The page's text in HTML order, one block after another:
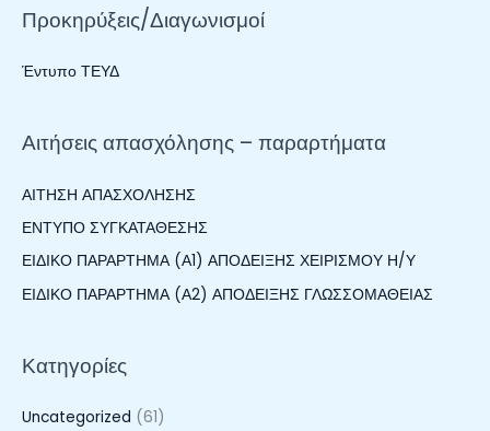
ζ
σ
γ
ι
α
:
Προκηρύξεις/Διαγωνισμοί
Έντυπο ΤΕΥΔ
Αιτήσεις απασχόλησης – παραρτήματα
ΑΙΤΗΣΗ ΑΠΑΣΧΟΛΗΣΗΣ
ΕΝΤΥΠΟ ΣΥΓΚΑΤΑΘΕΣΗΣ
ΕΙΔΙΚΟ ΠΑΡΑΡΤΗΜΑ (Α1) ΑΠΟΔΕΙΞΗΣ ΧΕΙΡΙΣΜΟΥ Η/Υ
ΕΙΔΙΚΟ ΠΑΡΑΡΤΗΜΑ (Α2) ΑΠΟΔΕΙΞΗΣ ΓΛΩΣΣΟΜΑΘΕΙΑΣ
Κατηγορίες
Uncategorized (61)